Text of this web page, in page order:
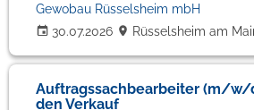
30.07.2026
Gewobau Rüsselsheim mbH
Rüsselsheim am
Auftragssachbearbeiter (m/w/
den Verkauf